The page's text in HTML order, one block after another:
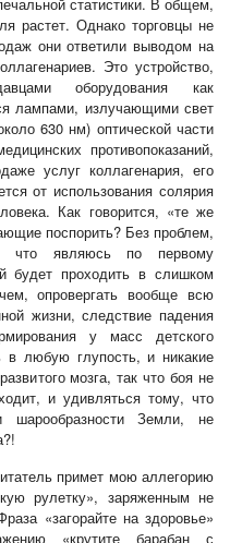
растет. Однако торговцы не
они ответили выводом на
Это устройство,
оборудования как
лампами, излучающими свет
630 нм) оптической части
противопоказаний,
услуг коллагенария, его
от использования солярия
Как говорится, «те же
поспорить? Без проблем,
что являюсь по первому
будет проходить в слишком
опровергать вообще всю
жизни, следствие падения
у масс детского
в любую глупость, и никакие
мозга, так что боя не
и удивляться тому, что
Земли, не
примет мою аллегорию
рулетку», заряженным не
«загорайте на здоровье»
«крутите барабан с